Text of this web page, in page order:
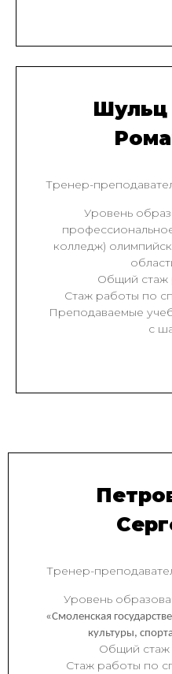
Шульц
Тренер-
Уровень
колледж)
Общий стаж
Стаж работы по
Преподаваемые
с
Тренер-
Уровень
«Смоленская
культуры,
Общий стаж
Стаж работы по